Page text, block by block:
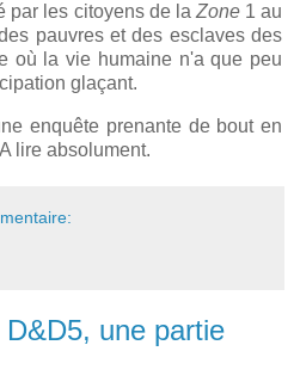
par les citoyens de laZone 1 au
pauvres et des esclaves des
où la vie humaine n'a que peu
glaçant.
enquête prenante de bout en
lire absolument.
une partie